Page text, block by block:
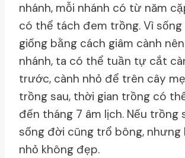
nhánh, mỗi nhánh có từ năm
có thể tách đem trồng. Vì sống
giống bằng cách giâm cành
nhánh, ta có thể tuần tự cắt
trước, cành nhỏ để trên cây
trồng sau, thời gian trồng có
đến tháng 7 âm lịch. Nếu trồng
sống đời cũng trổ bông, nhưng
nhỏ không đẹp.